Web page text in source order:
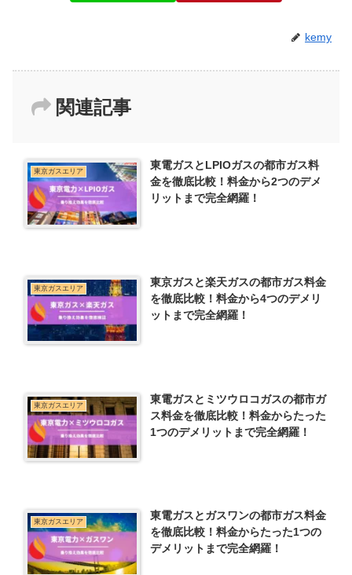
kemy
関連記事
東京ガスエリア
東電ガスとLPIOガスの都市ガス料
金を徹底比較！料金から2つのデメ
リットまで完全網羅！
東京ガスエリア
東京ガスと楽天ガスの都市ガス料金
を徹底比較！料金から4つのデメリ
ットまで完全網羅！
東京ガスエリア
東電ガスとミツウロコガスの都市ガ
ス料金を徹底比較！料金からたった
1つのデメリットまで完全網羅！
東京ガスエリア
東電ガスとガスワンの都市ガス料金
を徹底比較！料金からたった1つの
デメリットまで完全網羅！